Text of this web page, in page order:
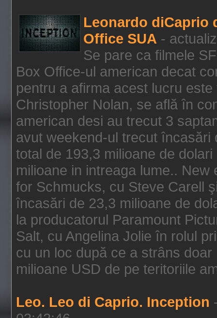
Leonardo diCaprio
Office SUA -
Se pare ca filmele
Box Office-ul american decat
pentru a afirma acest lucru
Christopher Nolan, se află în
american desi au trecut 3
avut weekend-ul trecut încasări
total de 193,3 milioane de
milioane in intreaga lume..
for Schmucks, cu Steve Carell
încasări de 23,3 milioane de
la producatorul Paramount
Salt, cu Angelina Jolie în rolul
cu un loc după ce a strâns
milioane USD de pe teritoriile
Leo. Leo di Caprio. Inception